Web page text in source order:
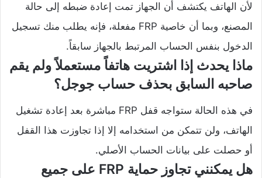
لأن الهاتف يكتشف أن الجهاز تمت إعادة ضبطه إلى حالة
المصنع، وبما أن خاصية FRP مفعلة، فإنه يطلب منك تسجيل
الدخول بنفس الحساب المرتبط بالجهاز سابقاً.
ماذا يحدث إذا اشتريت هاتفاً مستعملاً ولم يقم
صاحبه السابق بحذف حساب جوجل؟
في هذه الحالة ستواجه قفل FRP مباشرة بعد إعادة تشغيل
الهاتف، ولن تتمكن من استخدامه إلا إذا تجاوزت هذا القفل
أو حصلت على بيانات الحساب الأصلي.
هل يمكنني تجاوز حماية FRP على جميع